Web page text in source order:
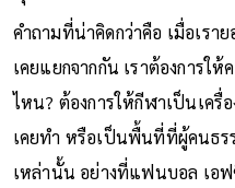
คำถามที่น่าคิดกว่าคือ เมื่อเรา
เคยแยกจากกัน เราต้องการ
ไหน? ต้องการให้กีฬาเป็นเครื่
เคยทำ หรือเป็นพื้นที่ที่ผู้คนธร
เหล่านั้น อย่างที่แฟนบอล เอฟ